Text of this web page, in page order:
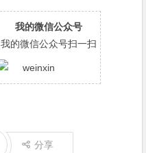
我的微信公众号
我的微信公众号扫一扫
分享